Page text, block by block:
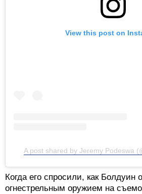
View this post on
A post shared by Jeremy Podeswa
Когда его спросили, как Болдуин
огнестрельным оружием на